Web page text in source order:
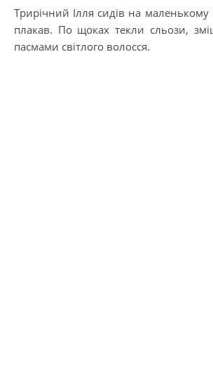
Трирічний Ілля сидів на маленькому
плакав. По щоках текли сльози,
пасмами світлого волосся.